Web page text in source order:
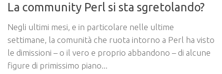
La community Perl si sta sgretolando?
Negli ultimi mesi, e in particolare nelle ultime
settimane, la comunità che ruota intorno a Perl ha visto
le dimissioni – o il vero e proprio abbandono – di alcune
figure di primissimo piano...